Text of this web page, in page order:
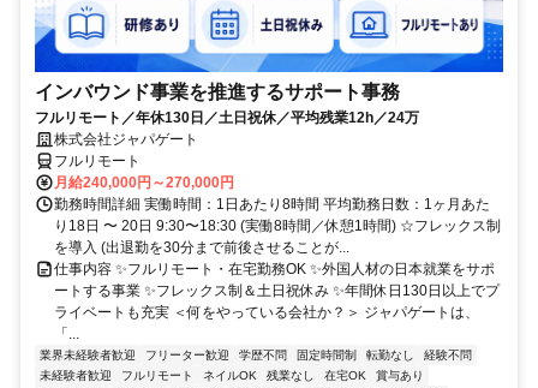
インバウンド事業を推進するサポート事務
フルリモート／年休130日／土日祝休／平均残業12h／24万
株式会社ジャパゲート
フルリモート
月給240,000円～270,000円
勤務時間詳細 実働時間：1日あたり8時間 平均勤務日数：1ヶ月あた
り18日 〜 20日 9:30〜18:30 (実働8時間／休憩1時間) ☆フレックス制
を導入 (出退勤を30分まで前後させることが...
仕事内容 ✨フルリモート・在宅勤務OK ✨外国人材の日本就業をサポ
ートする事業 ✨フレックス制＆土日祝休み ✨年間休日130日以上でプ
ライベートも充実 ＜何をやっている会社か？＞ ジャパゲートは、
「...
業界未経験者歓迎 フリーター歓迎 学歴不問 固定時間制 転勤なし
経験不問
未経験者歓迎
フルリモート ネイルOK 残業なし 在宅OK
賞与あり